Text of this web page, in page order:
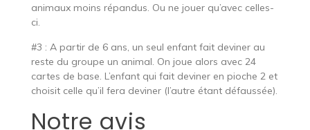
animaux moins répandus. Ou ne jouer qu’avec celles-
ci.
#3 : A partir de 6 ans, un seul enfant fait deviner au
reste du groupe un animal. On joue alors avec 24
cartes de base. L’enfant qui fait deviner en pioche 2 et
choisit celle qu’il fera deviner (l’autre étant défaussée).
Notre avis